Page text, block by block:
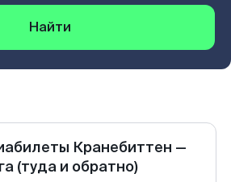
Найти
Кранебиттен —
(туда и обратно)